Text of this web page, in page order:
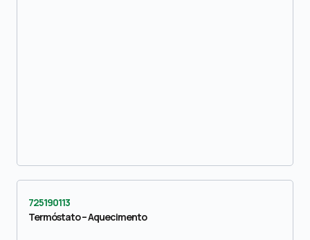
725190113
Termóstato – Aquecimento